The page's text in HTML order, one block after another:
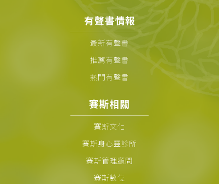
有聲書情報
最新有聲書
推薦有聲書
熱門有聲書
賽斯相關
賽斯文化
賽斯身心靈診所
賽斯管理顧問
賽斯數位